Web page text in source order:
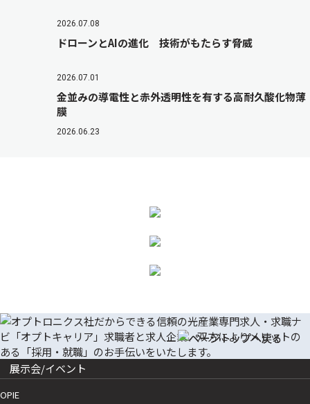
2026.07.08
ドローンとAIの進化 技術がもたらす脅威
2026.07.01
金並みの導電性と赤外透明性を有する高耐久酸化物薄
膜
2026.06.23
展示会/イベント
OPIE